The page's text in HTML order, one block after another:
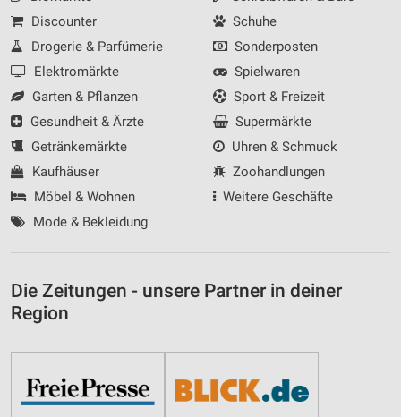
Discounter
Drogerie & Parfümerie
Elektromärkte
Garten & Pflanzen
Gesundheit & Ärzte
Getränkemärkte
Kaufhäuser
Möbel & Wohnen
Mode & Bekleidung
Schuhe
Sonderposten
Spielwaren
Sport & Freizeit
Supermärkte
Uhren & Schmuck
Zoohandlungen
Weitere Geschäfte
Die Zeitungen - unsere Partner in deiner
Region